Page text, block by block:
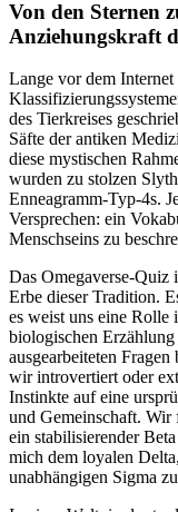
Von den Sternen
Anziehungskraft
Lange vor dem
des Tierkreises
Säfte der antiken
diese mystischen
wurden zu stolzen
Enneagramm-Typ-4s.
Versprechen: ein
Menschseins zu
Das Omegaverse-Quiz
Erbe dieser Tradition.
es weist uns eine Rolle
biologischen
ausgearbeiteten
wir introvertiert oder
Instinkte auf eine
und Gemeinschaft. Wir
ein stabilisierender
mich dem loyalen
unabhängigen Sigma